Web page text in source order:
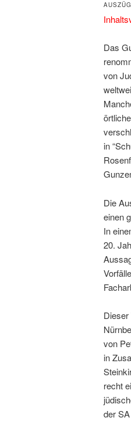
Das
von
in
Die
einen
In
20.
von
in
recht
der